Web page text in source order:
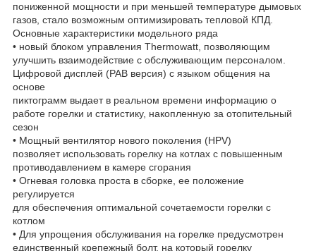
пониженной мощности и при меньшей температуре дымовых
газов, стало возможным оптимизировать тепловой КПД.
Основные характеристики модельного ряда
• новый блоком управления Thermowatt, позволяющим
улучшить взаимодействие с обслуживающим персоналом.
Цифровой дисплей (PAB версия) с языком общения на
основе
пиктограмм выдает в реальном времени информацию о
работе горелки и статистику, накопленную за отопительный
сезон
• Мощный вентилятор нового поколения (HPV)
позволяет использовать горелку на котлах с повышенным
противодавлением в камере сгорания
• Огневая головка проста в сборке, ее положение
регулируется
для обеспечения оптимальной сочетаемости горелки с
котлом
• Для упрощения обслуживания на горелке предусмотрен
единственный крепежный болт, на который горелку